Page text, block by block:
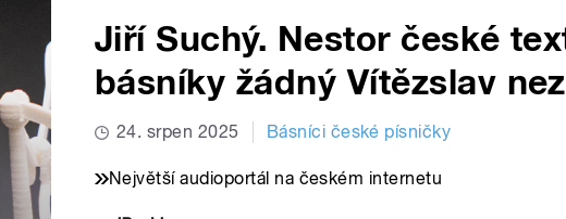
Jiří Suchý. Nestor české
básníky žádný Vítězslav
24. srpen 2025 Básníci české písničky
Největší audioportál na českém internetu